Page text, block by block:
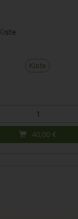
Kiste
40,00 €